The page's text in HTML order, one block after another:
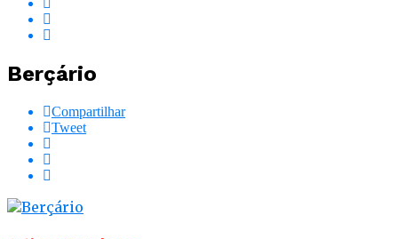
Berçário
Compartilhar
Tweet